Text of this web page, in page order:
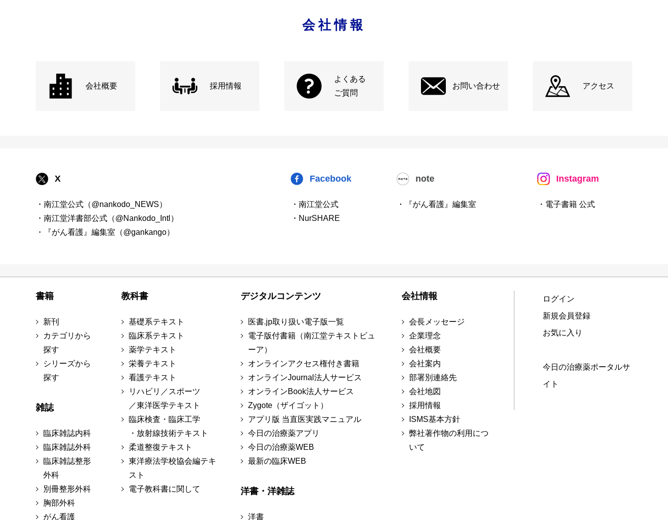
会社情報
会社概要 採用情報
よくある
ご質問
お問い合わせ アクセス
X
・南江堂公式（@nankodo_NEWS）
・南江堂洋書部公式（@Nankodo_Intl）
・『がん看護』編集室（@gankango）
Facebook
・南江堂公式
・NurSHARE
note
・『がん看護』編集室
Instagram
・電子書籍 公式
書籍
新刊
カテゴリから
探す
シリーズから
探す
雑誌
臨床雑誌内科
臨床雑誌外科
臨床雑誌整形
外科
別冊整形外科
胸部外科
がん看護
教科書
基礎系テキスト
臨床系テキスト
薬学テキスト
栄養テキスト
看護テキスト
リハビリ／スポーツ
／東洋医学テキスト
臨床検査・臨床工学
・放射線技術テキスト
柔道整復テキスト
東洋療法学校協会編テキ
スト
電子教科書に関して
デジタルコンテンツ
医書.jp取り扱い電子版一覧
電子版付書籍（南江堂テキストビュ
ーア）
オンラインアクセス権付き書籍
オンラインJournal法人サービス
オンラインBook法人サービス
Zygote（ザイゴット）
アプリ版 当直医実践マニュアル
今日の治療薬アプリ
今日の治療薬WEB
最新の臨床WEB
洋書・洋雑誌
洋書
会社情報
会長メッセージ
企業理念
会社概要
会社案内
部署別連絡先
会社地図
採用情報
ISMS基本方針
弊社著作物の利用につ
いて
ログイン
新規会員登録
お気に入り
今日の治療薬ポータルサ
イト